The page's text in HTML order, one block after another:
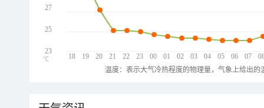
18 19 20 21 22 23 00 01 02 03 04 05 06 07
27
25
23
℃
温度：表示大气冷热程度的物理量，气象上给出